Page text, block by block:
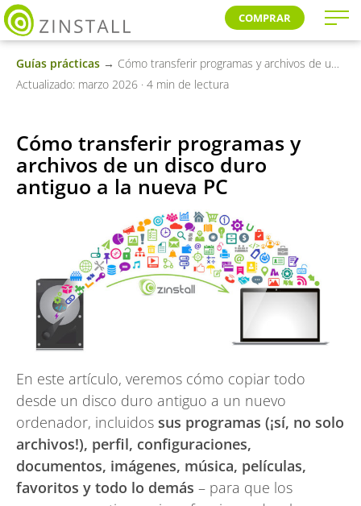
COMPRAR
Guías prácticas → Cómo transferir programas y archivos de un disco duro antiguo a la nueva PC
Actualizado: marzo 2026 · 4 min de lectura
Cómo transferir programas y
archivos de un disco duro
antiguo a la nueva PC
En este artículo, veremos cómo copiar todo
desde un disco duro antiguo a un nuevo
ordenador, incluidos sus programas (¡sí, no solo
archivos!), perfil, configuraciones,
documentos, imágenes, música, películas,
favoritos y todo lo demás – para que los